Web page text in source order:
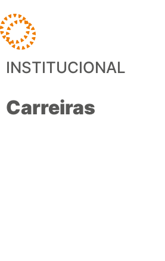
INSTITUCIONAL
Carreiras